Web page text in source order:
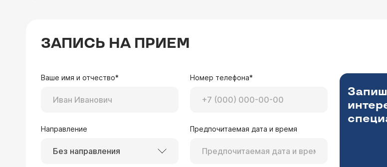
ЗАПИСЬ НА ПРИЕМ
Ваше имя и отчество* Номер телефона*
Направление
Без направления
Предпочитаемая дата и время